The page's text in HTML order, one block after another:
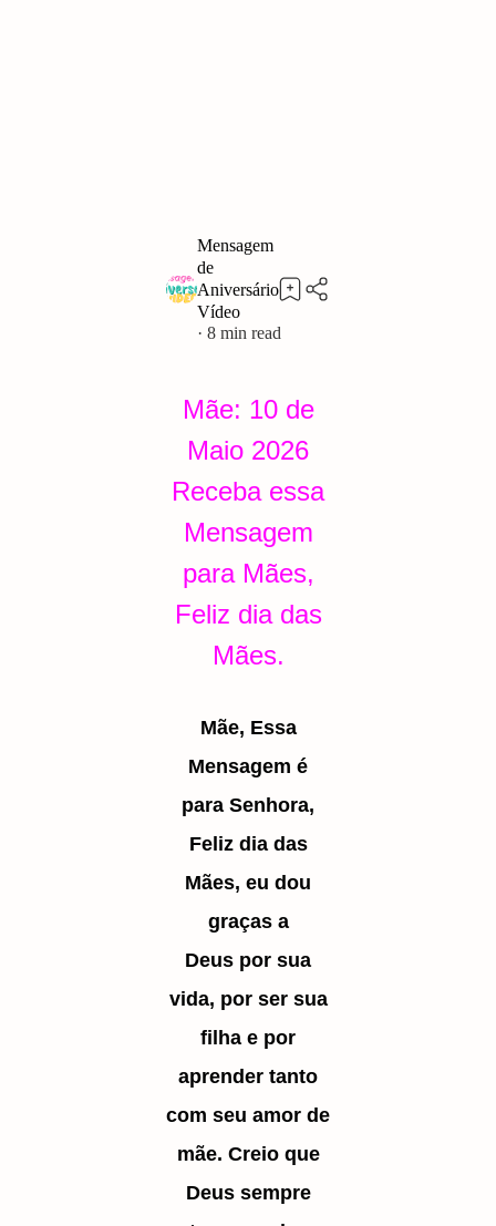
8
Mãe: 10 de
Maio 2026
Receba essa
Mensagem
para Mães,
Feliz dia das
Mães.
Mãe, Essa
Mensagem é
para Senhora,
Feliz dia das
Mães, eu dou
graças a
Deus por sua
vida, por ser sua
filha e por
aprender tanto
com seu amor de
mãe. Creio que
Deus sempre